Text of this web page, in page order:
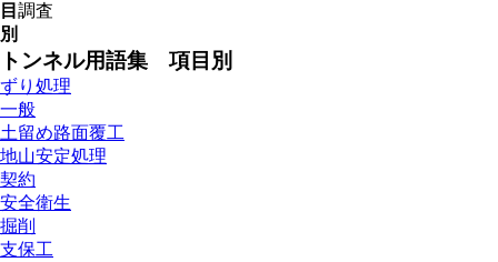
目
別
調査
トンネル用語集 項目別
ずり処理
一般
土留め路面覆工
地山安定処理
契約
安全衛生
掘削
支保工